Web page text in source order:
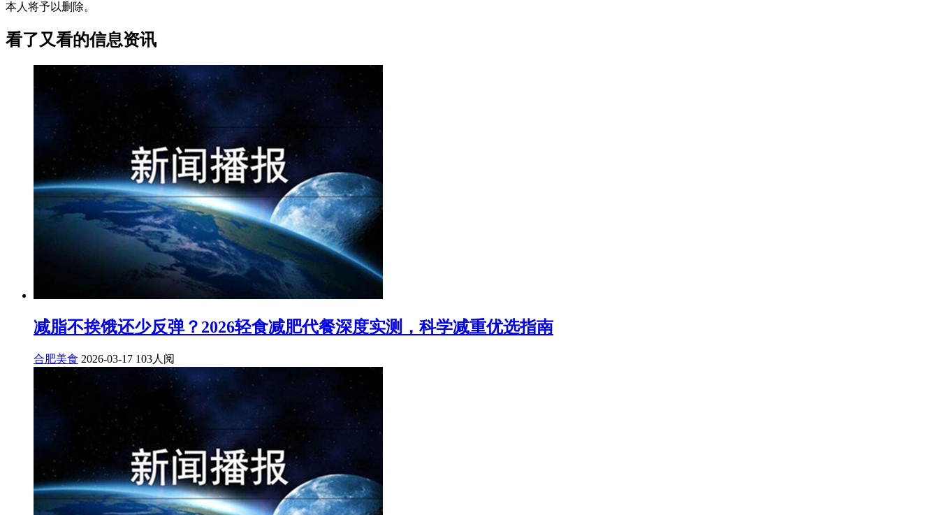
本人将予以删除。
看了又看的信息资讯
减脂不挨饿还少反弹？2026轻食减肥代餐深度实测，科学减重优选指南
合肥美食 2026-03-17 103人阅